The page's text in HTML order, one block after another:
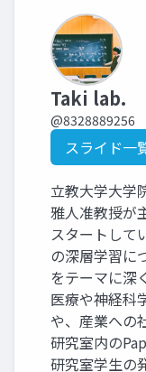
Taki lab.
@8328889256
スライド一
立教大学大学
雅人准教授が
スタートして
の深層学習に
をテーマに深
医療や神経科
や、産業への
研究室内の
研究室学生の